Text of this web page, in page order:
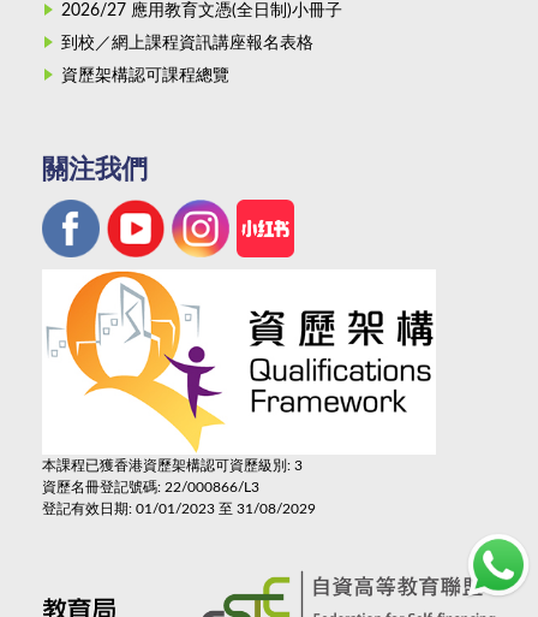
2026/27 應用教育文憑(全日制)小冊子
到校／網上課程資訊講座報名表格
資歷架構認可課程總覽
關注我們
本課程已獲香港資歷架構認可資歷級別: 3
資歷名冊登記號碼: 22/000866/L3
登記有效日期: 01/01/2023 至 31/08/2029